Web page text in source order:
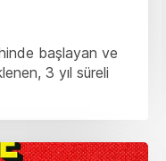
başlayan ve
3 yıl süreli